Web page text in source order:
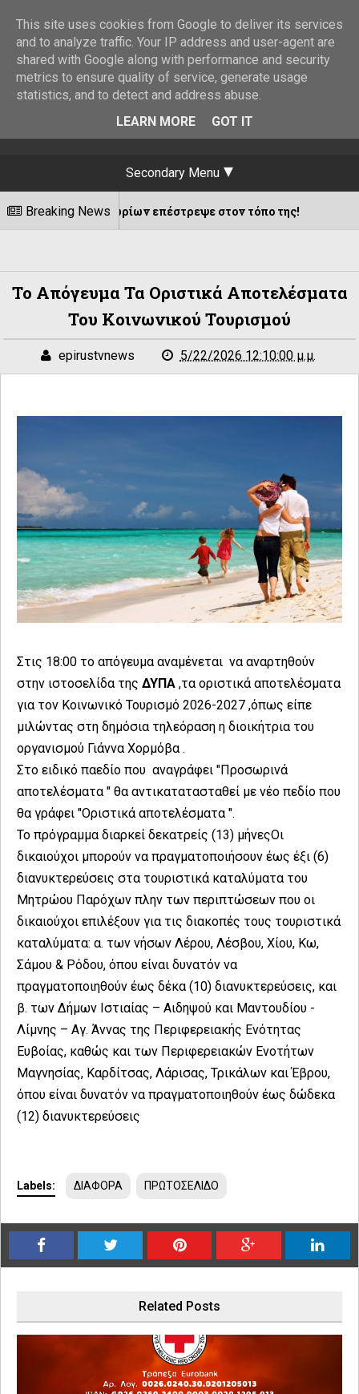
Secondary Menu
Breaking Newsεπέστρεψε στον τόπο της! 08/08/2026
Το Απόγευμα Τα Οριστικά Αποτελέσματα
Του Κοινωνικού Τουρισμού
epirustvnews 5/22/2026 12:10:00 μ.μ.
Στις 18:00 το απόγευμα αναμένεται να αναρτηθούν
στην ιστοσελίδα της ΔΥΠΑ ,τα οριστικά αποτελέσματα
για τον Κοινωνικό Τουρισμό 2026-2027 ,όπως είπε
μιλώντας στη δημόσια τηλεόραση η διοικήτρια του
οργανισμού Γιάννα Χορμόβα .
Στο ειδικό παεδίο που αναγράφει "Προσωρινά
αποτελέσματα " θα αντικατατασταθεί με νέο πεδίο που
θα γράφει "Οριστικά αποτελέσματα ".
Το πρόγραμμα διαρκεί δεκατρείς (13) μήνεςΟι
δικαιούχοι μπορούν να πραγματοποιήσουν έως έξι (6)
διανυκτερεύσεις στα τουριστικά καταλύματα του
Μητρώου Παρόχων πλην των περιπτώσεων που οι
δικαιούχοι επιλέξουν για τις διακοπές τους τουριστικά
καταλύματα: α. των νήσων Λέρου, Λέσβου, Χίου, Κω,
Σάμου & Ρόδου, όπου είναι δυνατόν να
πραγματοποιηθούν έως δέκα (10) διανυκτερεύσεις, και
β. των Δήμων Ιστιαίας – Αιδηψού και Μαντουδίου -
Λίμνης – Αγ. Άννας της Περιφερειακής Ενότητας
Ευβοίας, καθώς και των Περιφερειακών Ενοτήτων
Μαγνησίας, Καρδίτσας, Λάρισας, Τρικάλων και Έβρου,
όπου είναι δυνατόν να πραγματοποιηθούν έως δώδεκα
(12) διανυκτερεύσεις
Labels: ΔΙΑΦΟΡΑ ΠΡΩΤΟΣΕΛΙΔΟ
Related Posts
This site uses cookies from Google to deliver its services
and to analyze traffic. Your IP address and user-agent are
shared with Google along with performance and security
metrics to ensure quality of service, generate usage
statistics, and to detect and address abuse.
LEARN MORE
GOT IT